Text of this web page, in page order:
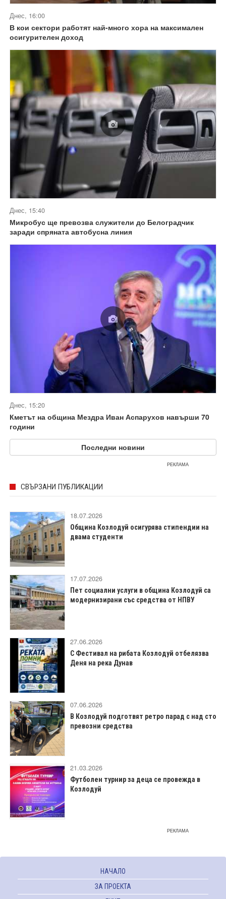
Днес, 16:00
В кои сектори работят най-много хора на максимален
осигурителен доход
Днес, 15:40
Микробус ще превозва служители до Белоградчик
заради спряната автобусна линия
Днес, 15:20
Кметът на община Мездра Иван Аспарухов навърши 70
години
Последни новини
РЕКЛАМА
СВЪРЗАНИ ПУБЛИКАЦИИ
18.07.2026
Община Козлодуй осигурява стипендии на
двама студенти
17.07.2026
Пет социални услуги в община Козлодуй са
модернизирани със средства от НПВУ
27.06.2026
С Фестивал на рибата Козлодуй отбелязва
Деня на река Дунав
07.06.2026
В Козлодуй подготвят ретро парад с над сто
превозни средства
21.03.2026
Футболен турнир за деца се провежда в
Козлодуй
РЕКЛАМА
НАЧАЛО
ЗА ПРОЕКТА